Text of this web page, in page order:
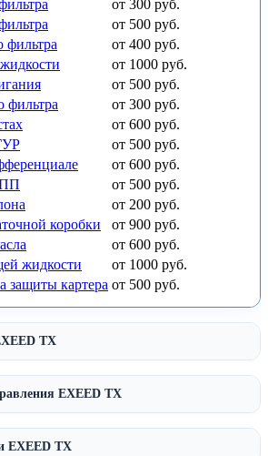
от 300 руб.
от 500 руб.
фильтра
от 400 руб.
от 1000 руб.
от 500 руб.
фильтра
от 300 руб.
от 600 руб.
от 500 руб.
от 600 руб.
от 500 руб.
от 200 руб.
коробки
от 900 руб.
от 600 руб.
жидкости
от 1000 руб.
защиты картера от 500 руб.
TX
EXEED TX
EXEED TX